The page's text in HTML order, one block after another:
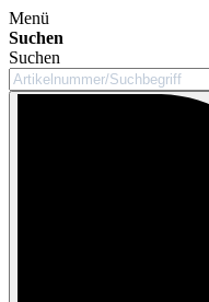
Menü
Suchen
Suchen